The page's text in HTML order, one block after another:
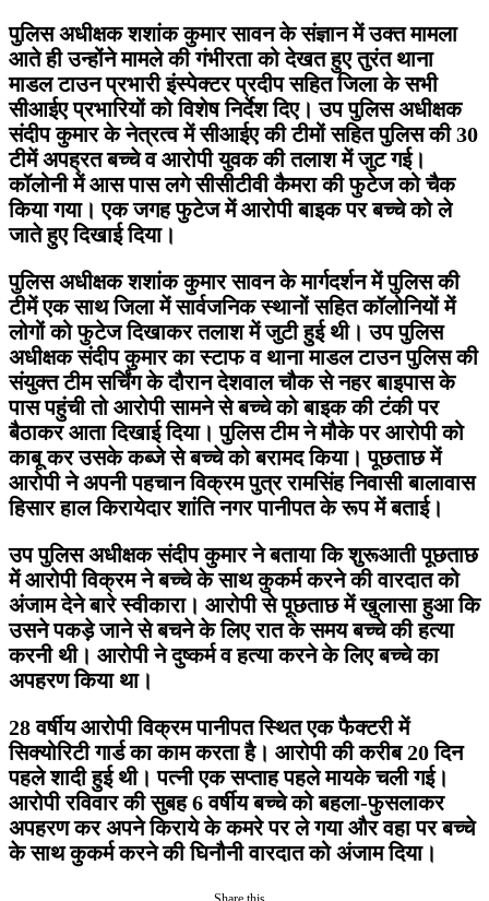
पुलिस अधीक्षक शशांक कुमार सावन के संज्ञान में उक्त मामला
आते ही उन्होंने मामले की गंभीरता को देखत हुए तुरंत थाना
माडल टाउन प्रभारी इंस्पेक्टर प्रदीप सहित जिला के सभी
सीआईए प्रभारियों को विशेष निर्देश दिए। उप पुलिस अधीक्षक
संदीप कुमार के नेत्रत्व में सीआईए की टीमों सहित पुलिस की 30
टीमें अपह्रत बच्चे व आरोपी युवक की तलाश में जुट गई।
कॉलोनी में आस पास लगे सीसीटीवी कैमरा की फुटेज को चैक
किया गया। एक जगह फुटेज में आरोपी बाइक पर बच्चे को ले
जाते हुए दिखाई दिया।
पुलिस अधीक्षक शशांक कुमार सावन के मार्गदर्शन में पुलिस की
टीमें एक साथ जिला में सार्वजनिक स्थानों सहित कॉलोनियों में
लोगों को फुटेज दिखाकर तलाश में जुटी हुई थी। उप पुलिस
अधीक्षक संदीप कुमार का स्टाफ व थाना माडल टाउन पुलिस की
संयुक्त टीम सर्चिंग के दौरान देशवाल चौक से नहर बाइपास के
पास पहुंची तो आरोपी सामने से बच्चे को बाइक की टंकी पर
बैठाकर आता दिखाई दिया। पुलिस टीम ने मौके पर आरोपी को
काबू कर उसके कब्जे से बच्चे को बरामद किया। पूछताछ में
आरोपी ने अपनी पहचान विक्रम पुत्र रामसिंह निवासी बालावास
हिसार हाल किरायेदार शांति नगर पानीपत के रूप में बताई।
उप पुलिस अधीक्षक संदीप कुमार ने बताया कि शुरूआती पूछताछ
में आरोपी विक्रम ने बच्चे के साथ कुकर्म करने की वारदात को
अंजाम देने बारे स्वीकारा। आरोपी से पूछताछ में खुलासा हुआ कि
उसने पकड़े जाने से बचने के लिए रात के समय बच्चे की हत्या
करनी थी। आरोपी ने दुष्कर्म व हत्या करने के लिए बच्चे का
अपहरण किया था।
28 वर्षीय आरोपी विक्रम पानीपत स्थित एक फैक्टरी में
सिक्योरिटी गार्ड का काम करता है। आरोपी की करीब 20 दिन
पहले शादी हुई थी। पत्नी एक सप्ताह पहले मायके चली गई।
आरोपी रविवार की सुबह 6 वर्षीय बच्चे को बहला-फुसलाकर
अपहरण कर अपने किराये के कमरे पर ले गया और वहा पर बच्चे
के साथ कुकर्म करने की घिनौनी वारदात को अंजाम दिया।